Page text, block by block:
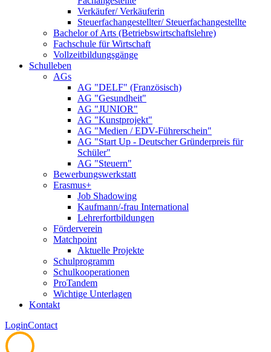
Verkäufer/ Verkäuferin
Steuerfachangestellter/ Steuerfachangestellte
Bachelor of Arts (Betriebswirtschaftslehre)
Fachschule für Wirtschaft
Vollzeitbildungsgänge
Schulleben
AGs
AG "DELF" (Französisch)
AG "Gesundheit"
AG "JUNIOR"
AG "Kunstprojekt"
AG "Medien / EDV-Führerschein"
AG "Start Up - Deutscher Gründerpreis für
Schüler"
AG "Steuern"
Bewerbungswerkstatt
Erasmus+
Job Shadowing
Kaufmann/-frau International
Lehrerfortbildungen
Förderverein
Matchpoint
Aktuelle Projekte
Schulprogramm
Schulkooperationen
ProTandem
Wichtige Unterlagen
Kontakt
LoginContact